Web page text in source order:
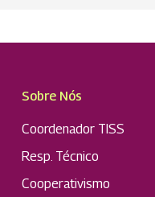
Sobre Nós
Coordenador TISS
Resp. Técnico
Cooperativismo